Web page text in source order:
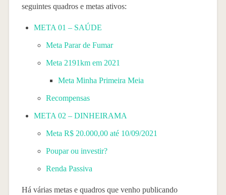
seguintes quadros e metas ativos:
META 01 – SAÚDE
Meta Parar de Fumar
Meta 2191km em 2021
Meta Minha Primeira Meia
Recompensas
META 02 – DINHEIRAMA
Meta R$ 20.000,00 até 10/09/2021
Poupar ou investir?
Renda Passiva
Há várias metas e quadros que venho publicando